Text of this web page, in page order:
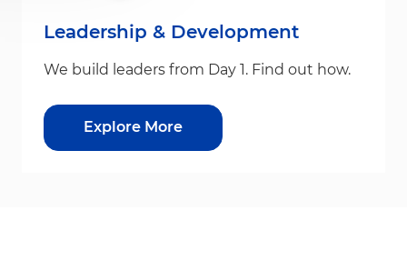
Leadership & Development
We build leaders from Day 1. Find out how.
Explore More